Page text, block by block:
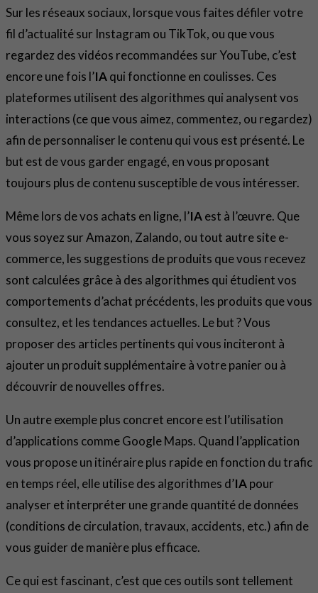
Sur les réseaux sociaux, lorsque vous faites défiler votre
fil d’actualité sur Instagram ou TikTok, ou que vous
regardez des vidéos recommandées sur YouTube, c’est
encore une fois l’IAqui fonctionne en coulisses. Ces
plateformes utilisent des algorithmes qui analysent vos
interactions (ce que vous aimez, commentez, ou regardez)
afin de personnaliser le contenu qui vous est présenté. Le
but est de vous garder engagé, en vous proposant
toujours plus de contenu susceptible de vous intéresser.
Même lors de vos achats en ligne, l’IAest à l’œuvre. Que
vous soyez sur Amazon, Zalando, ou tout autre site e-
commerce, les suggestions de produits que vous recevez
sont calculées grâce à des algorithmes qui étudient vos
comportements d’achat précédents, les produits que vous
consultez, et les tendances actuelles. Le but ? Vous
proposer des articles pertinents qui vous inciteront à
ajouter un produit supplémentaire à votre panier ou à
découvrir de nouvelles offres.
Un autre exemple plus concret encore est l’utilisation
d’applications comme Google Maps. Quand l’application
vous propose un itinéraire plus rapide en fonction du trafic
en temps réel, elle utilise des algorithmes d’IApour
analyser et interpréter une grande quantité de données
(conditions de circulation, travaux, accidents, etc.) afin de
vous guider de manière plus efficace.
Ce qui est fascinant, c’est que ces outils sont tellement